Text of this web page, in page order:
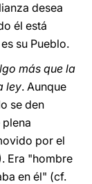
desea
él está
su Pueblo.
más que la
ley. Aunque
se den
por el
Era "hombre
en él" (cf.